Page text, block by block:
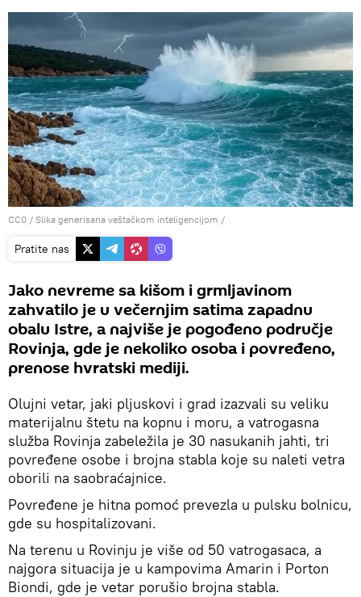
CC0 / Slika generisana veštačkom inteligencijom /
Pratite nas
Jako nevreme sa kišom i grmljavinom
zahvatilo je u večernjim satima zapadnu
obalu Istre, a najviše je pogođeno područje
Rovinja, gde je nekoliko osoba i povređeno,
prenose hvratski mediji.
Olujni vetar, jaki pljuskovi i grad izazvali su veliku
materijalnu štetu na kopnu i moru, a vatrogasna
služba Rovinja zabeležila je 30 nasukanih jahti, tri
povređene osobe i brojna stabla koje su naleti vetra
oborili na saobraćajnice.
Povređene je hitna pomoć prevezla u pulsku bolnicu,
gde su hospitalizovani.
Na terenu u Rovinju je više od 50 vatrogasaca, a
najgora situacija je u kampovima Amarin i Porton
Biondi, gde je vetar porušio brojna stabla.